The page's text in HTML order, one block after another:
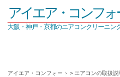
アイエア・コンフォ
大阪・神戸・京都のエアコンクリーニン
アイエア・コンフォート > エアコンの取扱説